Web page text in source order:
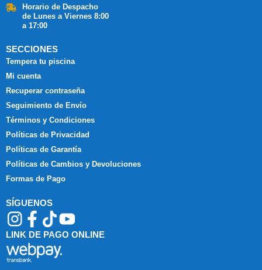
Horario de Despacho
de Lunes a Viernes 8:00
a 17:00
SECCIONES
Tempera tu piscina
Mi cuenta
Recuperar contraseña
Seguimiento de Envío
Términos y Condiciones
Políticas de Privacidad
Políticas de Garantía
Políticas de Cambios y Devoluciones
Formas de Pago
SÍGUENOS
LINK DE PAGO ONLINE